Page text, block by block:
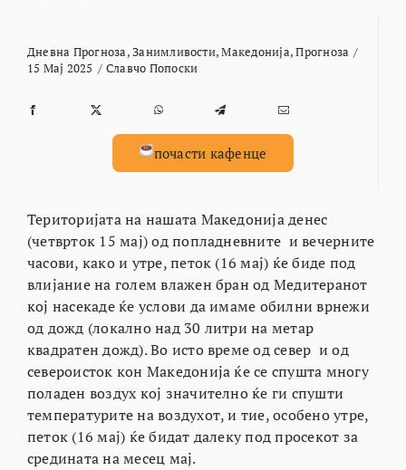
Дневна Прогноза,Занимливости,Македонија,Прогноза /
15 Мај 2025 / Славчо Попоски
почасти кафенце
Територијата на нашата Македонија денес
(четврток 15 мај) од попладневните и вечерните
часови, како и утре, петок (16 мај) ќе биде под
влијание на голем влажен бран од Медитеранот
кој насекаде ќе услови да имаме обилни врнежи
од дожд (локално над 30 литри на метар
квадратен дожд). Во исто време од север и од
североисток кон Македонија ќе се спушта многу
поладен воздух кој значително ќе ги спушти
температурите на воздухот, и тие, особено утре,
петок (16 мај) ќе бидат далеку под просекот за
средината на месец мај.